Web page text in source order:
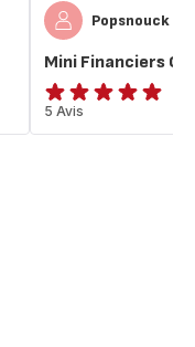
Popsnouck
Mini Financiers
Avis
5
5 Avis